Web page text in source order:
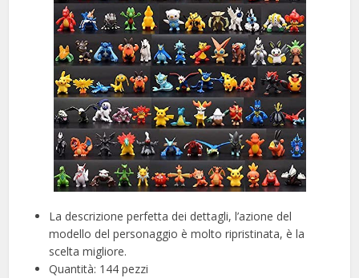
La descrizione perfetta dei dettagli, l’azione del
modello del personaggio è molto ripristinata, è la
scelta migliore.
Quantità: 144 pezzi